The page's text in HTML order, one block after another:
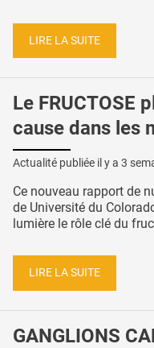
LIRE LA SUITE
Le FRUCTOSE
cause dans les
Actualité publiée il y a 3
Ce nouveau rapport de
de Université du
lumière le rôle clé du
LIRE LA SUITE
GANGLIONS